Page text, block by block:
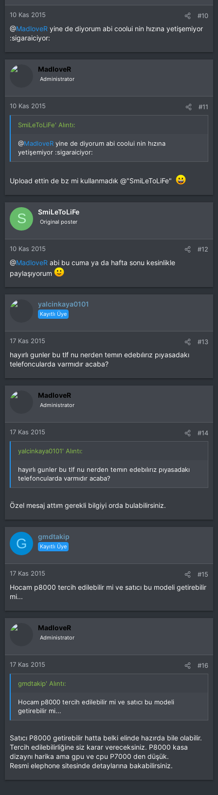
10 Kas 2015 #10
@MadloveR yine de diyorum abi coolui nin hızına yetişemiyor
:sigaraiciyor:
MadloveR
Administrator
10 Kas 2015 #11
SmiLeToLiFe' Alıntı:
@MadloveR yine de diyorum abi coolui nin hızına
yetişemiyor :sigaraiciyor:
Upload ettin de bz mi kullanmadık @"SmiLeToLiFe"
S SmiLeToLiFe
Original poster
10 Kas 2015 #12
@MadloveR abi bu cuma ya da hafta sonu kesinlikle
paylaşıyorum
yalcinkaya0101
Kayıtlı Üye
17 Kas 2015 #13
hayırlı gunler bu tlf nu nerden temın edebılırız pıyasadakı
telefoncularda varmıdır acaba?
MadloveR
Administrator
17 Kas 2015 #14
yalcinkaya0101' Alıntı:
hayırlı gunler bu tlf nu nerden temın edebılırız pıyasadakı
telefoncularda varmıdır acaba?
Özel mesaj attım gerekli bilgiyi orda bulabilirsiniz.
G gmdtakip
Kayıtlı Üye
17 Kas 2015 #15
Hocam p8000 tercih edilebilir mi ve satıcı bu modeli getirebilir
mi...
MadloveR
Administrator
17 Kas 2015 #16
gmdtakip' Alıntı:
Hocam p8000 tercih edilebilir mi ve satıcı bu modeli
getirebilir mi...
Satıcı P8000 getirebilir hatta belki elinde hazırda bile olabilir.
Tercih edilebilirliğine siz karar vereceksiniz. P8000 kasa
dizaynı harika ama gpu ve cpu P7000 den düşük.
Resmi elephone sitesinde detaylarına bakabilirsiniz.